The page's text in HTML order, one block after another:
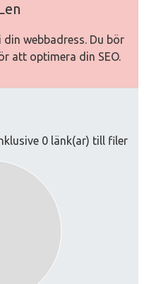
webbadress. Du bör
att optimera din SEO.
0 länk(ar) till filer